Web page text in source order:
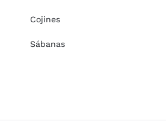
Cojines
Sábanas